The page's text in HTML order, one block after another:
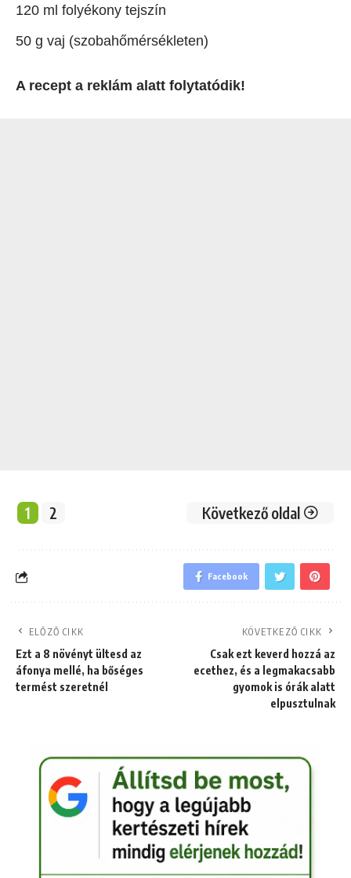
120 ml folyékony tejszín
50 g vaj (szobahőmérsékleten)
A recept a reklám alatt folytatódik!
1 2 Következő oldal
Facebook
ELŐZŐ CIKK
Ezt a 8 növényt ültesd az
áfonya mellé, ha bőséges
termést szeretnél
KÖVETKEZŐ CIKK
Csak ezt keverd hozzá az
ecethez, és a legmakacsabb
gyomok is órák alatt
elpusztulnak